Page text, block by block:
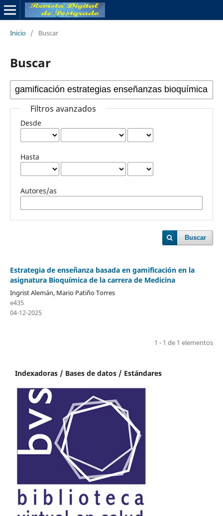
Inicio / Buscar
Buscar
Filtros avanzados
Desde
Hasta
Autores/as
Buscar
Estrategia de enseñanza basada en gamificación en la
asignatura Bioquímica de la carrera de Medicina
Ingrist Alemán, Mario Patiño Torres
e435
04-12-2025
1 - 1 de 1 elementos
Indexadoras / Bases de datos / Estándares